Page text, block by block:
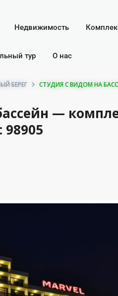
Недвижимость
тур О нас
БЕРЕГ СТУДИЯ С ВИДОМ НА
—